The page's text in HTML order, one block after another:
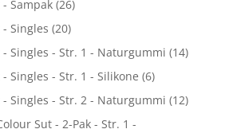
- Sampak (26)
- Singles (20)
- Singles - Str. 1 - Naturgummi (14)
Singles - Str. 1 - Silikone (6)
- Singles - Str. 2 - Naturgummi (12)
Sut - 2-Pak - Str. 1 -